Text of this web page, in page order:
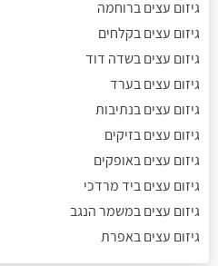
גיזום עצים ברוחמה
גיזום עצים בקלחים
גיזום עצים בשדה דוד
גיזום עצים בערד
גיזום עצים בנתיבות
גיזום עצים בזיקים
גיזום עצים באופקים
גיזום עצים ביד מרדכי
גיזום עצים במשמר הנגב
גיזום עצים באפרת